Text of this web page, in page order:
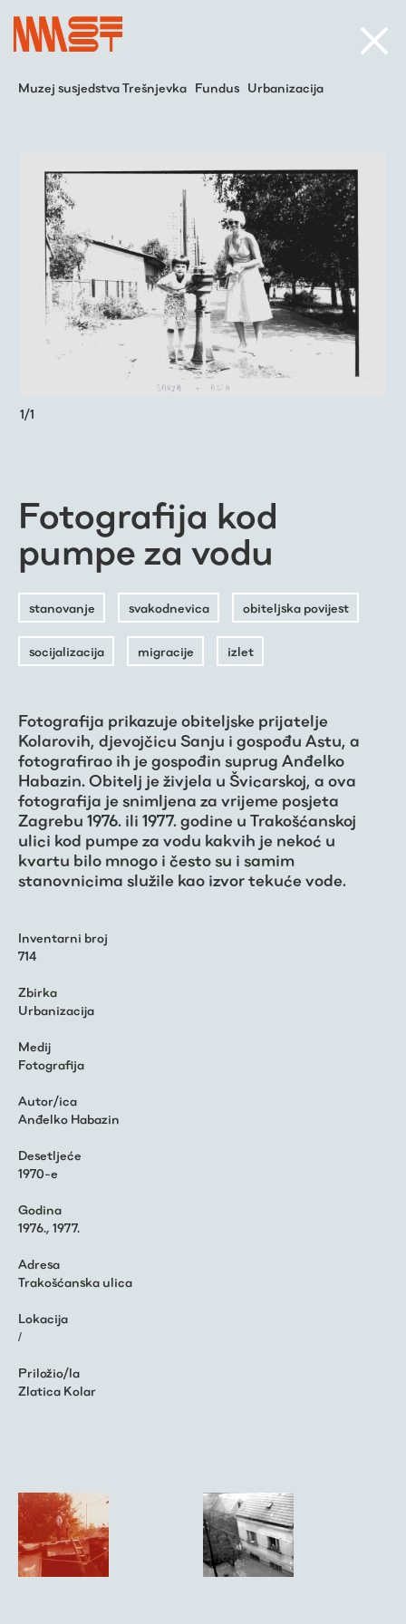
Muzej susjedstva Trešnjevka Fundus Urbanizacija
1/1
Fotografija kod
pumpe za vodu
stanovanje svakodnevica obiteljska povijest
socijalizacija migracije izlet
Fotografija prikazuje obiteljske prijatelje
Kolarovih, djevojčicu Sanju i gospođu Astu, a
fotografirao ih je gospođin suprug Anđelko
Habazin. Obitelj je živjela u Švicarskoj, a ova
fotografija je snimljena za vrijeme posjeta
Zagrebu 1976. ili 1977. godine u Trakošćanskoj
ulici kod pumpe za vodu kakvih je nekoć u
kvartu bilo mnogo i često su i samim
stanovnicima služile kao izvor tekuće vode.
Inventarni broj
714
Zbirka
Urbanizacija
Medij
Fotografija
Autor/ica
Anđelko Habazin
Desetljeće
1970-e
Godina
1976., 1977.
Adresa
Trakošćanska ulica
Lokacija
/
Priložio/la
Zlatica Kolar